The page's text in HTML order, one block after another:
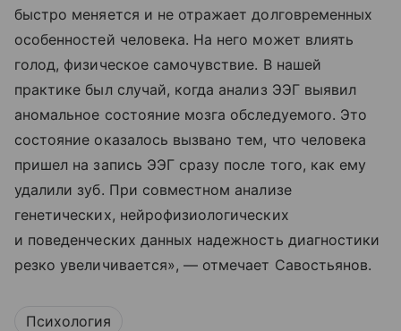
быстро меняется и не отражает долговременных
особенностей человека. На него может влиять
голод, физическое самочувствие. В нашей
практике был случай, когда анализ ЭЭГ выявил
аномальное состояние мозга обследуемого. Это
состояние оказалось вызвано тем, что человека
пришел на запись ЭЭГ сразу после того, как ему
удалили зуб. При совместном анализе
генетических, нейрофизиологических
и поведенческих данных надежность диагностики
резко увеличивается», — отмечает Савостьянов.
Психология